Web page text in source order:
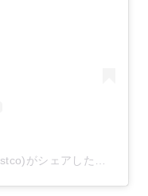
コストコ歴10年 ❥ あぴ(@apii_costco)がシェアした投稿